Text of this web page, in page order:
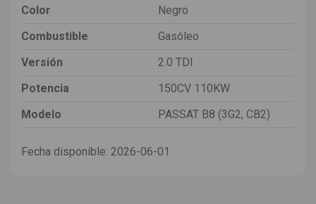
Color
Negro
Combustible
Gasóleo
Versión
2.0 TDI
Potencia
150CV 110KW
Modelo
PASSAT B8 (3G2, CB2)
Fecha disponible: 2026-06-01